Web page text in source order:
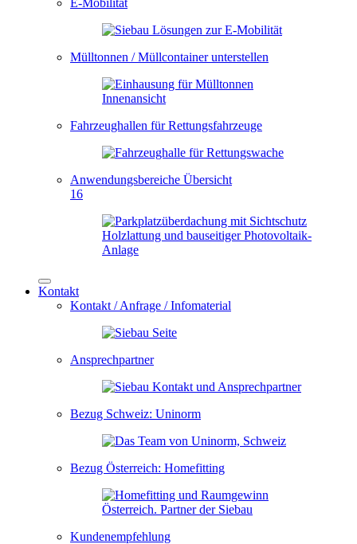
E-Mobilität
Mülltonnen / Müllcontainer unterstellen
Fahrzeughallen für Rettungsfahrzeuge
Anwendungsbereiche Übersicht
16
Kontakt
Kontakt / Anfrage / Infomaterial
Ansprechpartner
Bezug Schweiz: Uninorm
Bezug Österreich: Homefitting
Kundenempfehlung